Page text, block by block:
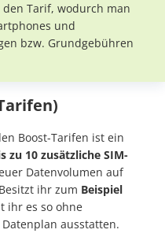
Tarif, wodurch man
und
bzw. Grundgebühren
Boost-Tarifen ist ein
zu 10 zusätzliche SIM-
Datenvolumen auf
ihr zum Beispiel
ihr es so ohne
ausstatten.